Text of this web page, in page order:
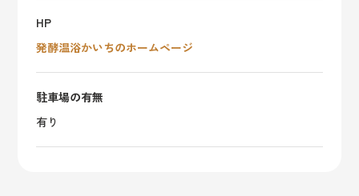
HP
発酵温浴かいちのホームページ
駐車場の有無
有り